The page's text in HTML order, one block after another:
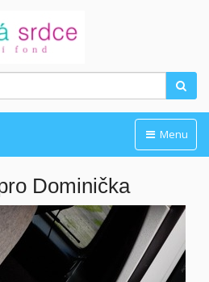
Menu
Dominička